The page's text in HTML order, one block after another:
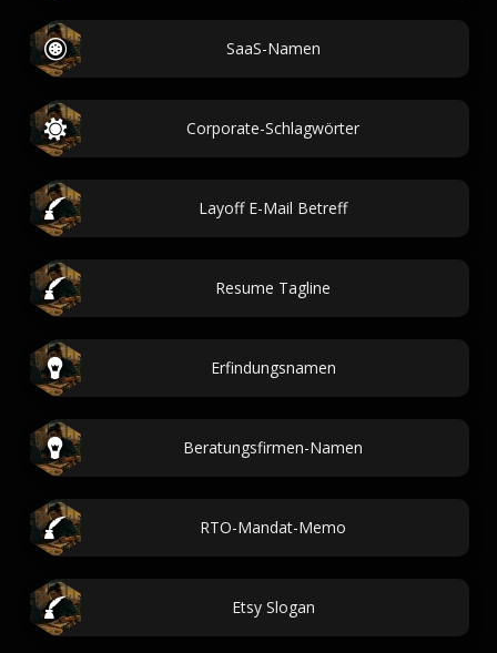
SaaS-Namen
Corporate-Schlagwörter
Layoff E-Mail Betreff
Resume Tagline
Erfindungsnamen
Beratungsfirmen-Namen
RTO-Mandat-Memo
Etsy Slogan